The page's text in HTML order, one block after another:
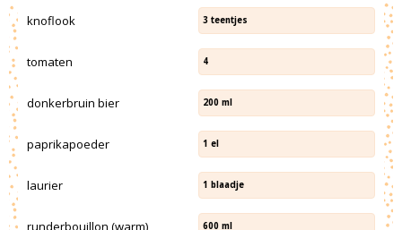
knoflook 3 teentjes
tomaten 4
donkerbruin bier 200 ml
paprikapoeder 1 el
laurier 1 blaadje
runderbouillon (warm) 600 ml